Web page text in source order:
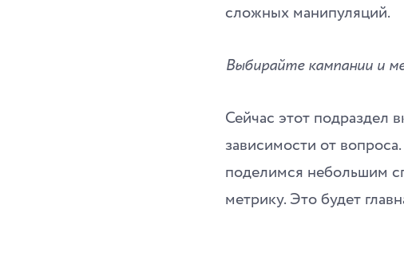
сложных манипуляций.
Выбирайте кампании и
Сейчас этот подраздел
зависимости от
поделимся небольшим
метрику. Это будет